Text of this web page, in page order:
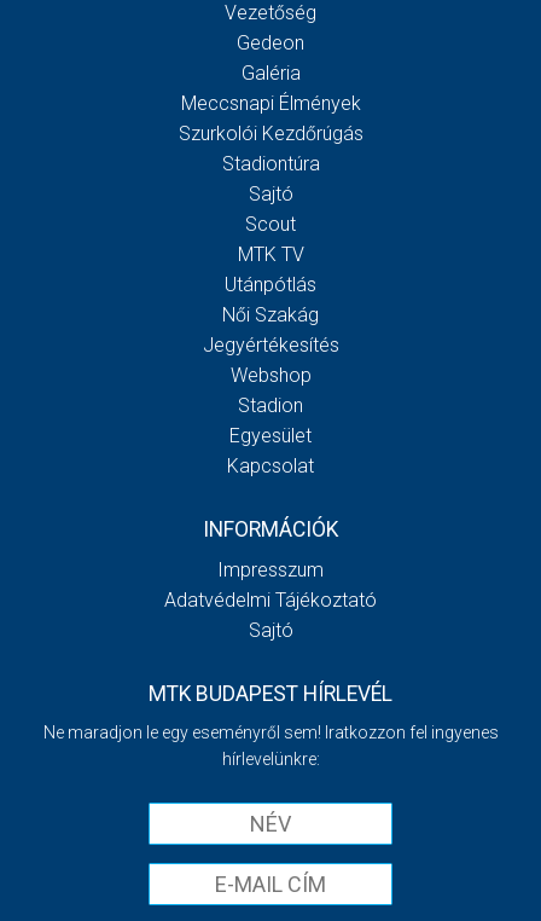
Vezetőség
Gedeon
Galéria
Meccsnapi Élmények
Szurkolói Kezdőrúgás
Stadiontúra
Sajtó
Scout
MTK TV
Utánpótlás
Női Szakág
Jegyértékesítés
Webshop
Stadion
Egyesület
Kapcsolat
INFORMÁCIÓK
Impresszum
Adatvédelmi Tájékoztató
Sajtó
MTK BUDAPEST HÍRLEVÉL
Ne maradjon le egy eseményről sem! Iratkozzon fel ingyenes
hírlevelünkre: